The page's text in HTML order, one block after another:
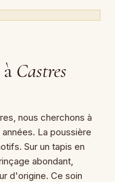
Castres
nous cherchons à
La poussière
Sur un tapis en
abondant,
d'origine. Ce soin